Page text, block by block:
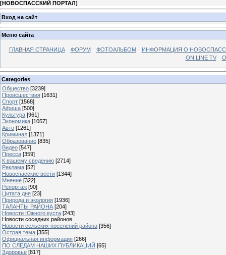
[НОВОСПАССКИЙ ПОРТАЛ]
Вход на сайт
Меню сайта
ГЛАВНАЯ СТРАНИЦА ФОРУМ ФОТОАЛЬБОМ
ИНФОРМАЦИЯ О
ON LINE TV
Categories
Общество [3239]
Происшествия [1631]
Спорт [1568]
Афиша [500]
Культура [961]
Экономика [1057]
Авто [1261]
Криминал [1371]
Образование [835]
Видео [547]
Пресса [359]
К вашему сведению [2714]
Реклама [52]
Новоспасские вести [1344]
Мнение [322]
Репортаж [90]
Цитата дня [23]
Природа и экология [1936]
ТАЛАНТЫ РАЙОНА [204]
Новости Южного куста [243]
Новости соседних районов
Новости сельских поселений района [356]
Острая тема [355]
Официальная информация [266]
ПО СЛЕДАМ НАШИХ ПУБЛИКАЦИЙ [65]
Здоровье [817]